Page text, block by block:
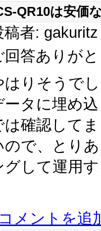
QR10は安価
稿者:
回答ありが
はりそうで
ータに埋め
は確認して
ので、とり
グして運用
コメントを追